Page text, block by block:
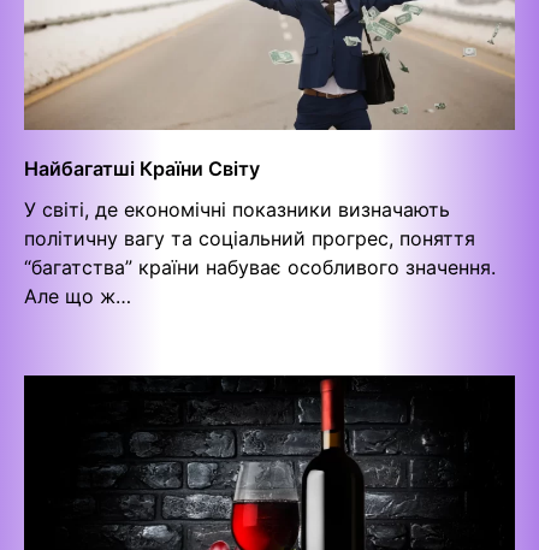
Найбагатші Країни Світу
У світі, де економічні показники визначають
політичну вагу та соціальний прогрес, поняття
“багатства” країни набуває особливого значення.
Але що ж…